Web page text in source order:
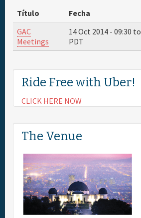
Título Fecha
GAC
Meetings
14 Oct 2014 - 09:30 to
PDT
Ride Free with Uber!
CLICK HERE NOW
The Venue